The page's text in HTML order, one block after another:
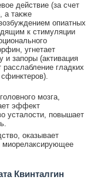
действие (за счет
а также
опиатных
к стимуляции
угнетает
и запоры (активация
гладких
мозга,
эффект
усталости, повышает
оказывает
миорелаксирующее
Квинталгин